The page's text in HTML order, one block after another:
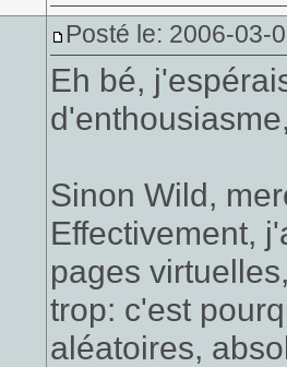
Posté le: 2006-03-
Eh bé,
Sinon Wild,
Effectivement,
pages
trop: c'est
aléatoires,